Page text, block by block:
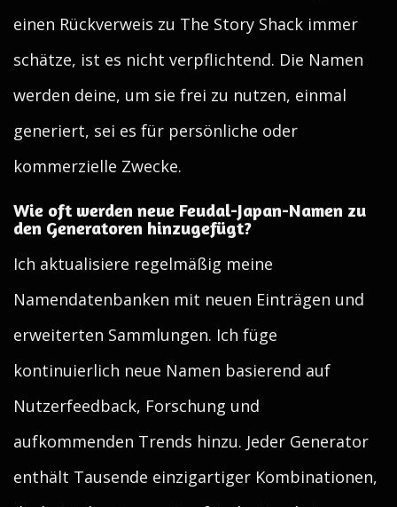
einen Rückverweis zu The Story Shack immer
schätze, ist es nicht verpflichtend. Die Namen
werden deine, um sie frei zu nutzen, einmal
generiert, sei es für persönliche oder
kommerzielle Zwecke.
Wie oft werden neue Feudal-Japan-Namen zu
den Generatoren hinzugefügt?
Ich aktualisiere regelmäßig meine
Namendatenbanken mit neuen Einträgen und
erweiterten Sammlungen. Ich füge
kontinuierlich neue Namen basierend auf
Nutzerfeedback, Forschung und
aufkommenden Trends hinzu. Jeder Generator
enthält Tausende einzigartiger Kombinationen,